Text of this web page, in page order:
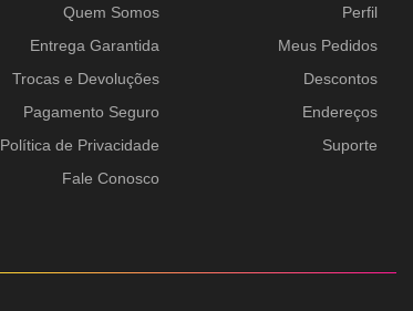
Quem Somos
Entrega Garantida
Trocas e Devoluções
Pagamento Seguro
Política de Privacidade
Fale Conosco
Perfil
Meus Pedidos
Descontos
Endereços
Suporte